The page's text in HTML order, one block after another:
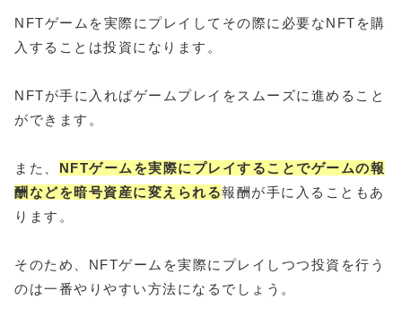
NFTゲームを実際にプレイしてその際に必要なNFTを購
入することは投資になります。
NFTが手に入ればゲームプレイをスムーズに進めること
ができます。
また、
NFTゲームを実際にプレイすることでゲームの報
酬などを暗号資産に変えられる報酬が手に入ることもあ
ります。
そのため、NFTゲームを実際にプレイしつつ投資を行う
のは一番やりやすい方法になるでしょう。